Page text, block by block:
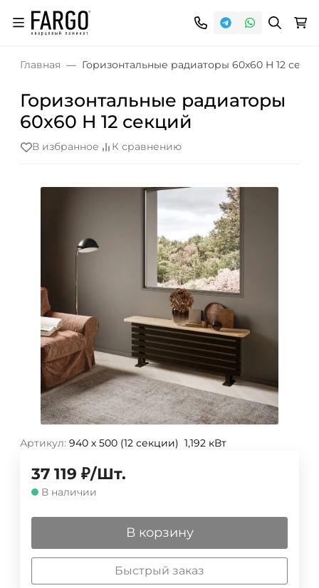
Главная Горизонтальные радиаторы 60x60 H 12
Горизонтальные радиаторы
60x60 H 12 секций
В избранное К сравнению
Артикул: 940 х 500 (12 секции) 1,192 кВт
37 119 ₽/Шт.
В наличии
В корзину
Быстрый заказ